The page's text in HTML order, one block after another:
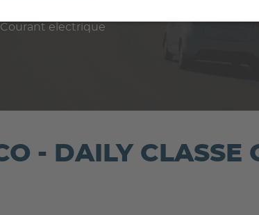
Courant electrique
- DAILY CLASSE